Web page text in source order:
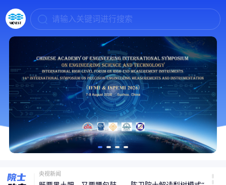
请输入关键词进行搜索
视频丨为什么要做太空计算星座？专访中国工程院院士王坚